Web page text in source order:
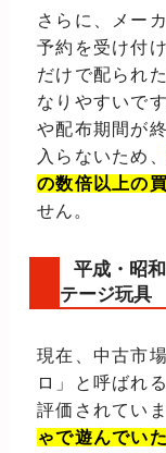
さらに、メー
予約を受け付
だけで配られ
なりやすいで
や配布期間が
入らないため、
の数倍以上の
せん。
平成・昭
テージ玩具
現在、中古市
ロ」と呼ばれ
評価されていま
ゃで遊んでい